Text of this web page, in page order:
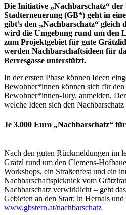
Die Initiative „Nachbarschatz“ der
Stadterneuerung (GB*) geht in
gibt’s den „Nachbarschatz“
wird die Umgebung rund um den
zum Projektgebiet für gute
werden Nachbarschaftsideen für
Berresgasse unterstützt.
In der ersten Phase können Ideen
Bewohner*innen können sich für
Bewohner*innen-Jury, anmelden.
welche Ideen sich den Nachbarschatz
Je 3.000 Euro „Nachbarschatz“
Nach den guten Rückmeldungen im
Grätzl rund um den Clemens-
Workshops, ein Straßenfest und ein
Nachbarschaftspicknick vom
Nachbarschatz verwirklicht – geht
Gebieten an den Start: in Hernals
www.gbstern.at/nachbarschatz